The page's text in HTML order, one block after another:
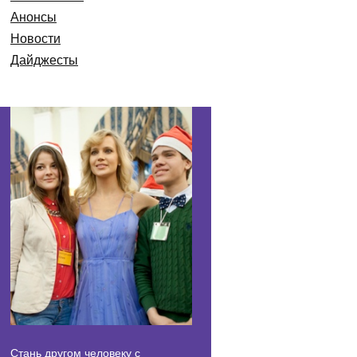
Анонсы
Новости
Дайджесты
Стань другом человеку с